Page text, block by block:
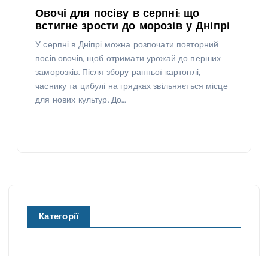
Овочі для посіву в серпні: що
встигне зрости до морозів у Дніпрі
У серпні в Дніпрі можна розпочати повторний
посів овочів, щоб отримати урожай до перших
заморозків. Після збору ранньої картоплі,
часнику та цибулі на грядках звільняється місце
для нових культур. До…
Категорії